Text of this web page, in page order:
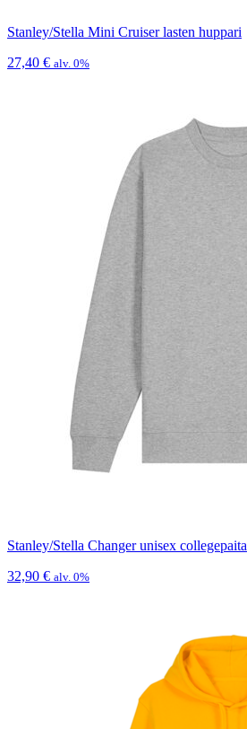
Stanley/Stella Mini Cruiser lasten huppari
27,40 € alv. 0%
Stanley/Stella Changer unisex collegepaita
32,90 € alv. 0%